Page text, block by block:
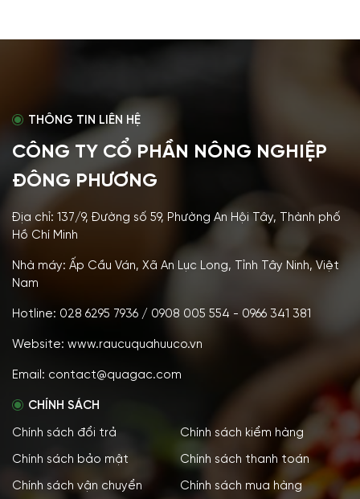
THÔNG TIN LIÊN HỆ
CÔNG TY CỔ PHẦN NÔNG NGHIỆP
ĐÔNG PHƯƠNG
Địa chỉ: 137/9, Đường số 59, Phường An Hội Tây, Thành phố
Hồ Chí Minh
Nhà máy: Ấp Cầu Ván, Xã An Lục Long, Tỉnh Tây Ninh, Việt
Nam
Hotline: 028 6295 7936 / 0908 005 554 - 0966 341 381
Website: www.raucuquahuuco.vn
Email: contact@quagac.com
CHÍNH SÁCH
Chính sách đổi trả Chính sách kiểm hàng
Chính sách bảo mật Chính sách thanh toán
Chính sách vận chuyển Chính sách mua hàng